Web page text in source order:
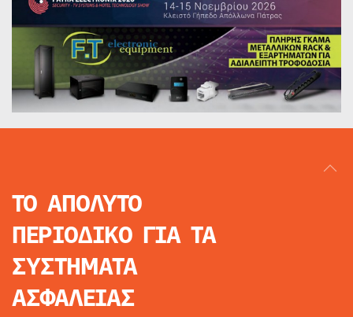
ΤΟ ΑΠΟΛΥΤΟ
ΠΕΡΙΟΔΙΚΟ ΓΙΑ ΤΑ
ΣΥΣΤΗΜΑΤΑ
ΑΣΦΑΛΕΙΑΣ